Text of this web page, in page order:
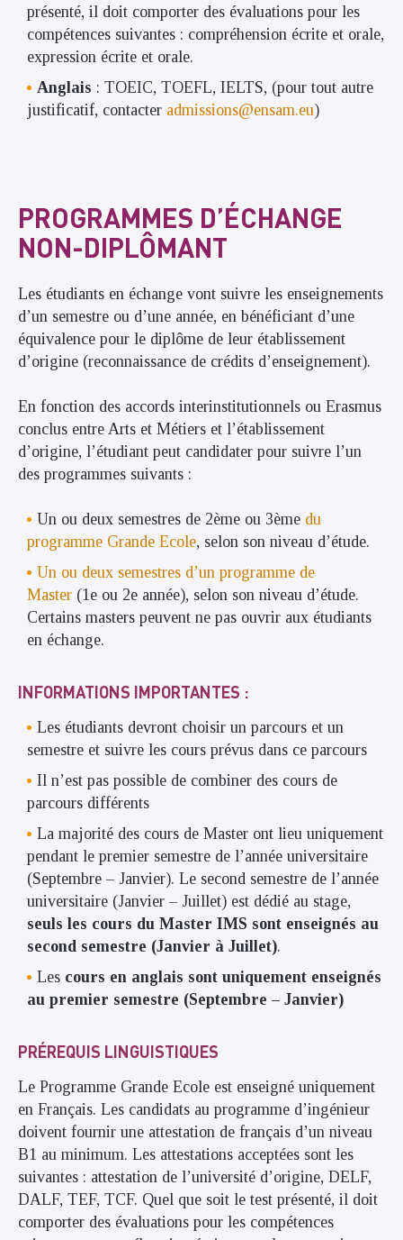
présenté, il doit comporter des évaluations pour les
compétences suivantes : compréhension écrite et orale,
expression écrite et orale.
Anglais : TOEIC, TOEFL, IELTS, (pour tout autre
justificatif, contacter admissions@ensam.eu)
PROGRAMMES D’ÉCHANGE
NON-DIPLÔMANT
Les étudiants en échange vont suivre les enseignements
d’un semestre ou d’une année, en bénéficiant d’une
équivalence pour le diplôme de leur établissement
d’origine (reconnaissance de crédits d’enseignement).
En fonction des accords interinstitutionnels ou Erasmus
conclus entre Arts et Métiers et l’établissement
d’origine, l’étudiant peut candidater pour suivre l’un
des programmes suivants :
Un ou deux semestres de 2ème ou 3ème du
programme Grande Ecole, selon son niveau d’étude.
Un ou deux semestres d’un programme de
Master (1e ou 2e année), selon son niveau d’étude.
Certains masters peuvent ne pas ouvrir aux étudiants
en échange.
INFORMATIONS IMPORTANTES :
Les étudiants devront choisir un parcours et un
semestre et suivre les cours prévus dans ce parcours
Il n’est pas possible de combiner des cours de
parcours différents
La majorité des cours de Master ont lieu uniquement
pendant le premier semestre de l’année universitaire
(Septembre – Janvier). Le second semestre de l’année
universitaire (Janvier – Juillet) est dédié au stage,
seuls les cours du Master IMS sont enseignés au
second semestre (Janvier à Juillet).
Les cours en anglais sont uniquement enseignés
au premier semestre (Septembre – Janvier)
PRÉREQUIS LINGUISTIQUES
Le Programme Grande Ecole est enseigné uniquement
en Français. Les candidats au programme d’ingénieur
doivent fournir une attestation de français d’un niveau
B1 au minimum. Les attestations acceptées sont les
suivantes : attestation de l’université d’origine, DELF,
DALF, TEF, TCF. Quel que soit le test présenté, il doit
comporter des évaluations pour les compétences